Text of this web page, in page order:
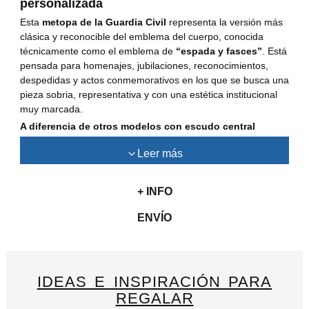
+ INFO
ENVÍO
personalizada
Esta metopa de la Guardia Civil representa la versión más
clásica y reconocible del emblema del cuerpo, conocida
técnicamente como el emblema de “espada y fasces”. Está
pensada para homenajes, jubilaciones, reconocimientos,
despedidas y actos conmemorativos en los que se busca una
pieza sobria, representativa y con una estética institucional
muy marcada.
A diferencia de otros modelos con escudo central
clásica del emblema de la Guardia Civil, conocida como
únicamente en la placa dorada.
cuerpo. En la parte superior incorpora además laCorona
, que refuerza su presencia visual y su
Leer más
IDEAS E INSPIRACIÓN PARA
REGALAR